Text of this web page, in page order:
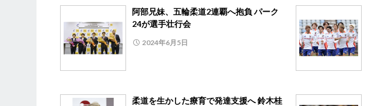
阿部兄妹、五輪柔道2連覇へ抱負 パーク
24が選手壮行会
2024年6月5日
柔道を生かした療育で発達支援へ 鈴木桂